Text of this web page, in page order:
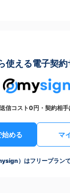
使える電子契約
信コスト0円・契約相
める マ
）はフリープラン